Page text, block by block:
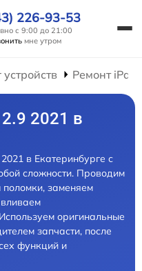
226-93-53
с 9:00 до 21:00
мне утром
устройств Ремонт iPad
2021 в
в Екатеринбурге с
сложности. Проводим
поломки, заменяем
оригинальные
запчасти, после
функций и